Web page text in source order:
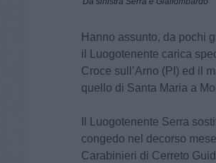
Hanno assunto, da pochi
il Luogotenente carica
Croce sull’Arno (PI) ed il
quello di Santa Maria a
Il Luogotenente Serra
congedo nel decorso
Carabinieri di Cerreto